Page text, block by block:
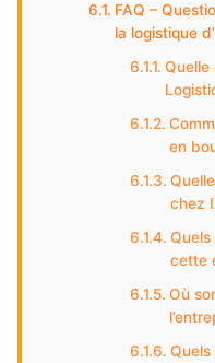
FAQ –
la logistique
Quelle
en
chez
Quels
cette
Où